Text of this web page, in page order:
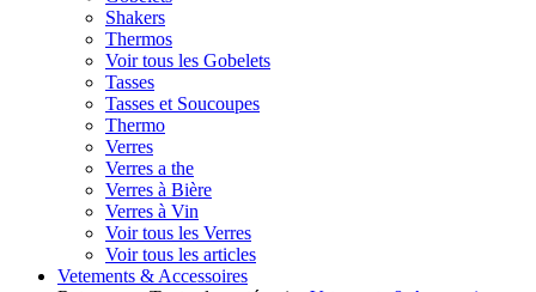
Shakers
Thermos
Voir tous les Gobelets
Tasses
Tasses et Soucoupes
Thermo
Verres
Verres a the
Verres à Bière
Verres à Vin
Voir tous les Verres
Voir tous les articles
Vetements & Accessoires